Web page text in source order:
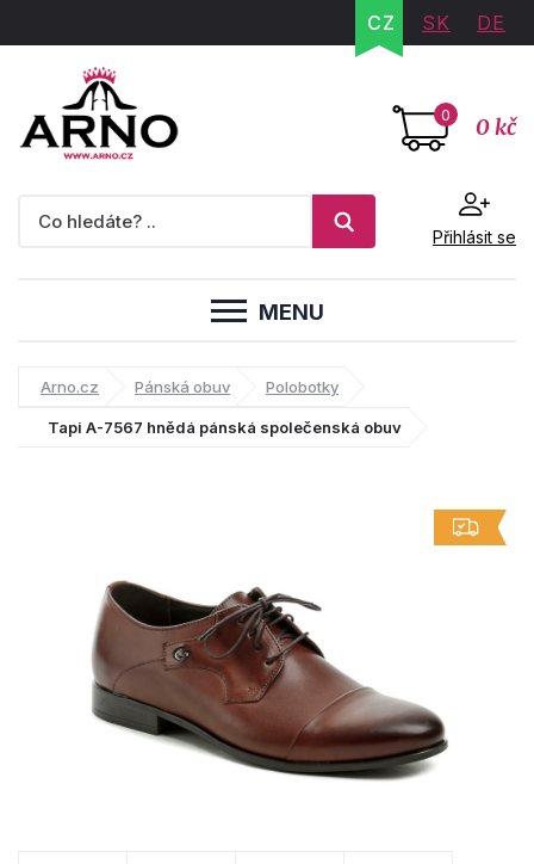
CZ SK DE
0 0 kč
Přihlásit se
MENU
Arno.cz Pánská obuv Polobotky
Tapi A-7567 hnědá pánská společenská obuv